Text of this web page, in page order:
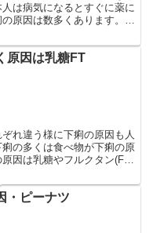
は病気になるとすぐに薬に
原因は数多くあります。特
原因は乳糖FT
れ違う様に下痢の原因も人
の多くは食べ物が下痢の原
因は乳糖やフルクタン(FT)
・ピーナツ